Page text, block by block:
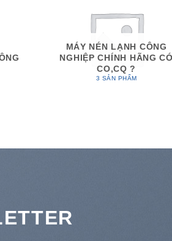
MÁY NÉN LẠNH CÔNG
NGHIỆP CHÍNH HÃNG
CO,CQ ?
3 SẢN PHẨM